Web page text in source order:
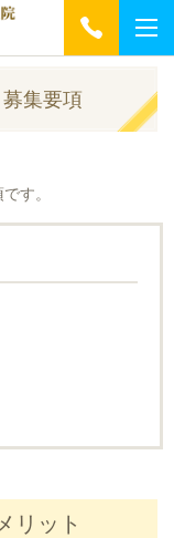
集要項
す。
リット